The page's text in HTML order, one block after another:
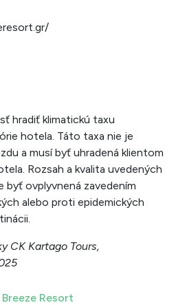
hradiť klimatickú taxu
hotela. Táto taxa nie je
a musí byť uhradená klientom
Rozsah a kvalita uvedených
byť ovplyvnená zavedením
alebo proti epidemických
CK Kartago Tours,
Resort